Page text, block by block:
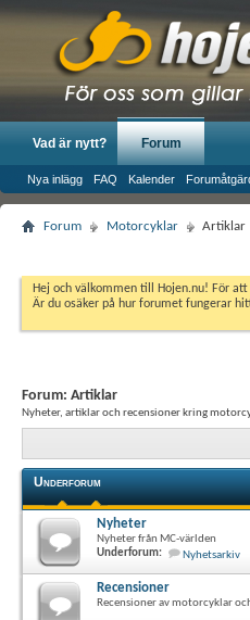
Vad är nytt? Forum
Nya inlägg FAQ Kalender
Forum Motorcyklar Artiklar
Hej och välkommen till Hojen.nu! För
Är du osäker på hur forumet fungerar
Forum: Artiklar
Nyheter, artiklar och recensioner kring
Underforum
Nyheter
Nyheter från MC-världen
Underforum:
Nyhetsarkiv
Recensioner
Recensioner av motorcyklar